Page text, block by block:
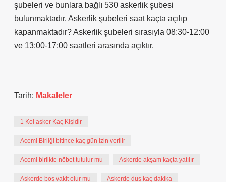
şubeleri ve bunlara bağlı 530 askerlik şubesi
bulunmaktadır. Askerlik şubeleri saat kaçta açılıp
kapanmaktadır? Askerlik şubeleri sırasıyla 08:30-12:00
ve 13:00-17:00 saatleri arasında açıktır.
Tarih: Makaleler
1 Kol asker Kaç Kişidir
Acemi Birliği bitince kaç gün izin verilir
Acemi birlikte nöbet tutulur mu Askerde akşam kaçta yatılır
Askerde boş vakit olur mu Askerde duş kaç dakika